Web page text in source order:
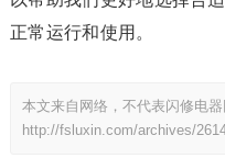
正常运行和使用。
本文来自网络，不代表闪修电
http://fsluxin.com/archives/